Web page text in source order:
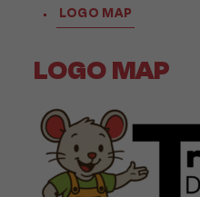
•
LOGO MAP
LOGO MAP